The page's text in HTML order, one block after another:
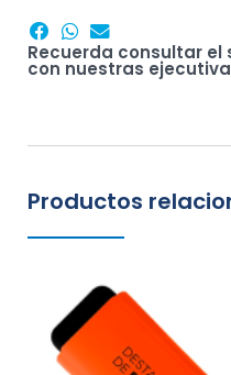
Recuerda consultar
con nuestras
Productos